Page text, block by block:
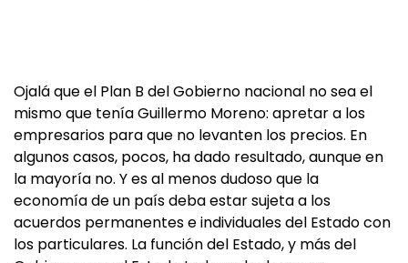
Ojalá que el Plan B del Gobierno nacional no sea el
mismo que tenía Guillermo Moreno: apretar a los
empresarios para que no levanten los precios. En
algunos casos, pocos, ha dado resultado, aunque en
la mayoría no. Y es al menos dudoso que la
economía de un país deba estar sujeta a los
acuerdos permanentes e individuales del Estado con
los particulares. La función del Estado, y más del